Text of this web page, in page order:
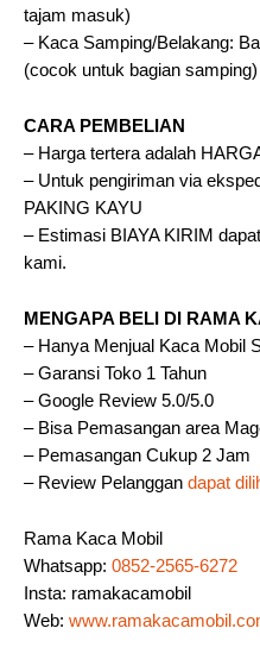
tajam masuk)
– Kaca Samping/Belakang:
(cocok untuk bagian samping)
CARA PEMBELIAN
– Harga tertera adalah
– Untuk pengiriman via
PAKING KAYU
– Estimasi BIAYA KIRIM
kami.
MENGAPA BELI DI RAMA
– Hanya Menjual Kaca Mobil
– Garansi Toko 1 Tahun
– Google Review 5.0/5.0
– Bisa Pemasangan area
– Pemasangan Cukup 2 Jam
– Review Pelanggan dapat
Rama Kaca Mobil
Whatsapp: 0852-2565-6272
Insta: ramakacamobil
Web: